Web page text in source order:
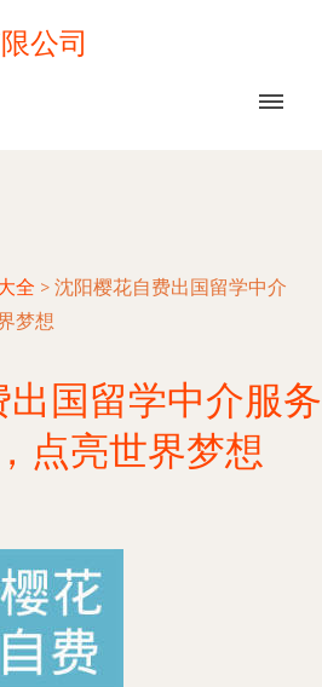
公司
全 > 沈阳樱花自费出国留学中介
梦想
国留学中介服务
点亮世界梦想